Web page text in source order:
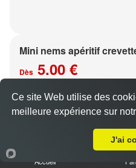
Mini nems apéritif
Dès 5.00 €
sauce aux choix
Accueil
Ce site Web utilise des
meilleure expérience sur
J'ai